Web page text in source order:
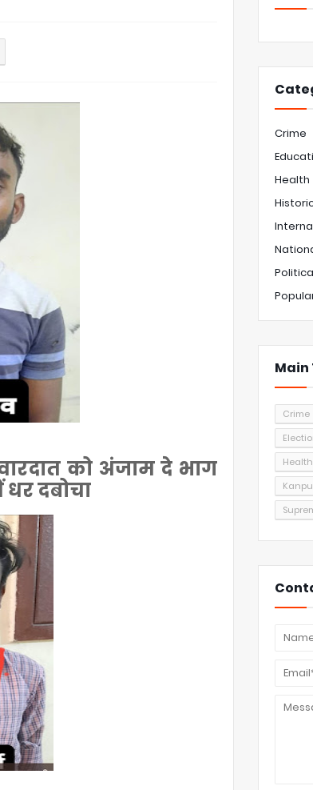
को अंजाम दे भाग
दबोचा
Crime
Health
Main
Crime
Health